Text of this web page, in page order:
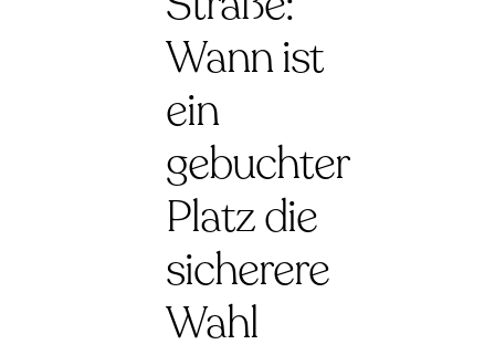
Wann ist
ein
gebuchter
Platz die
sicherere
Wahl